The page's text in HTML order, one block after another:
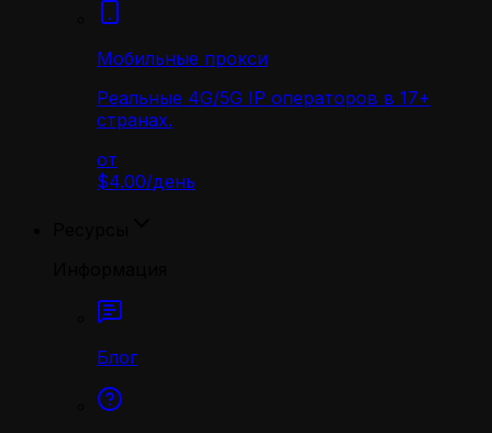
Мобильные прокси
Реальные 4G/5G IP операторов в 17+
странах.
от
$4.00/день
Блог